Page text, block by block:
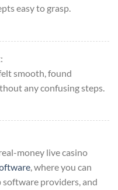
easy to grasp.
smooth, found
any confusing steps.
money live casino
, where you can
providers, and